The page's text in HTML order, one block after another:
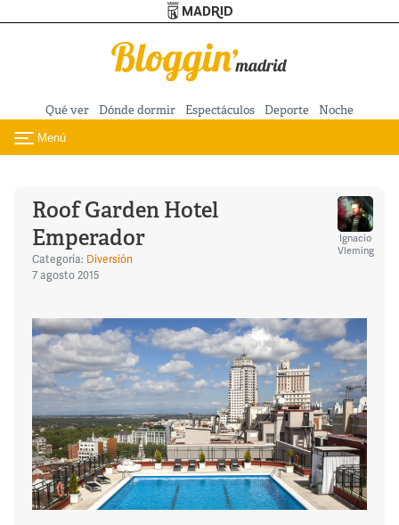
Pasar al contenido principal
Qué ver Dónde dormir Espectáculos Deporte Noche
Toggle navigation
Menú
Roof Garden Hotel
Emperador
Categoría: Diversión
7 agosto 2015
Ignacio
Vleming